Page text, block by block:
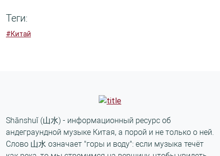
Теги:
#Китай
Shānshuǐ (山水) - информационный ресурс об
андеграундной музыке Китая, а порой и не только о ней.
Слово 山水 означает "горы и воду": если музыка течёт